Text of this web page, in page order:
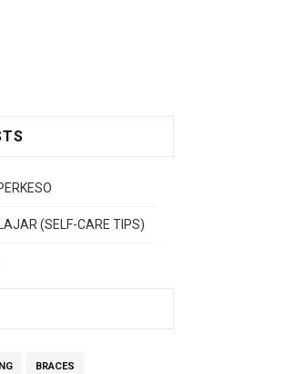
(SELF-CARE TIPS)
BRACES